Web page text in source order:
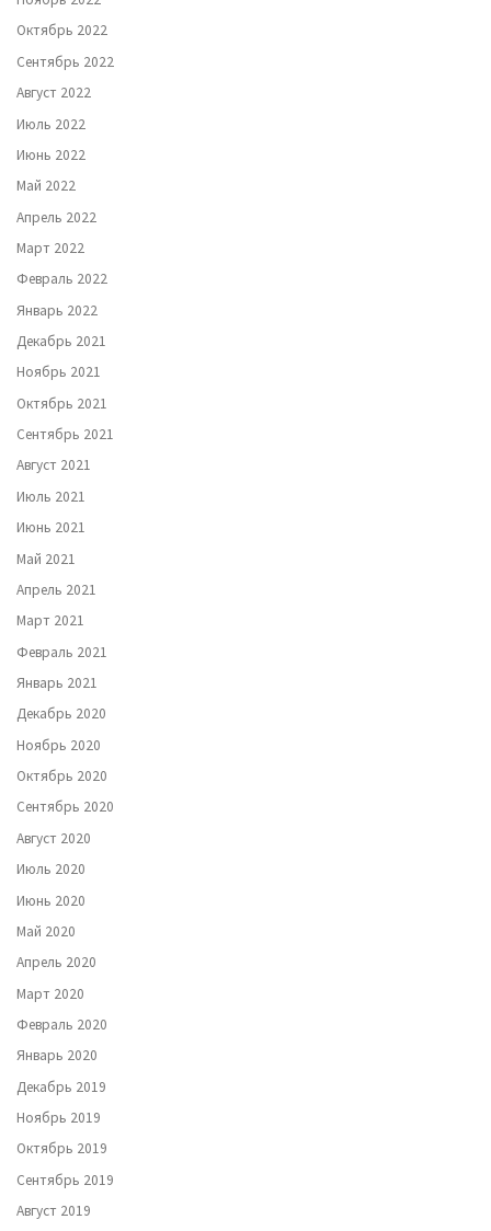
Октябрь 2022
Сентябрь 2022
Август 2022
Июль 2022
Июнь 2022
Май 2022
Апрель 2022
Март 2022
Февраль 2022
Январь 2022
Декабрь 2021
Ноябрь 2021
Октябрь 2021
Сентябрь 2021
Август 2021
Июль 2021
Июнь 2021
Май 2021
Апрель 2021
Март 2021
Февраль 2021
Январь 2021
Декабрь 2020
Ноябрь 2020
Октябрь 2020
Сентябрь 2020
Август 2020
Июль 2020
Июнь 2020
Май 2020
Апрель 2020
Март 2020
Февраль 2020
Январь 2020
Декабрь 2019
Ноябрь 2019
Октябрь 2019
Сентябрь 2019
Август 2019